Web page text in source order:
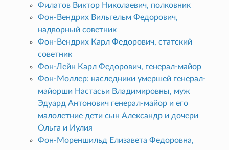
Филатов Виктор Николаевич, полковник
Фон-Вендрих Вильгельм Федорович,
надворный советник
Фон-Вендрих Карл Федорович, статский
советник
Фон-Лейн Карл Федорович, генерал-майор
Фон-Моллер: наследники умершей генерал-
майорши Настасьи Владимировны, муж
Эдуард Антонович генерал-майор и его
малолетние дети сын Александр и дочери
Ольга и Иулия
Фон-Мореншильд Елизавета Федоровна,